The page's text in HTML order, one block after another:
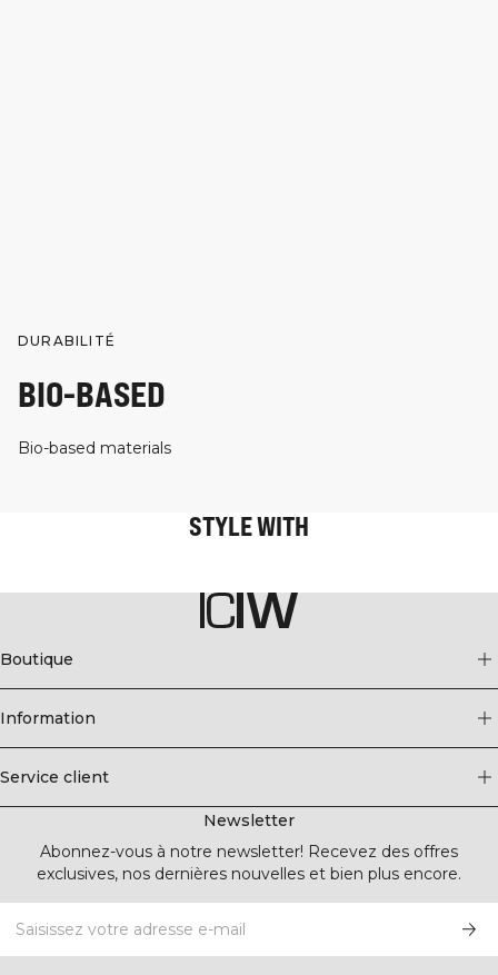
DURABILITÉ
BIO-BASED
Bio-based materials
STYLE WITH
Boutique
Information
Service client
Newsletter
Abonnez-vous à notre newsletter! Recevez des offres
exclusives, nos dernières nouvelles et bien plus encore.